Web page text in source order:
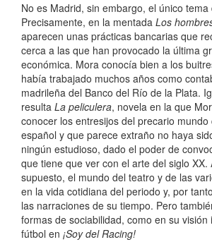
No es Madrid, sin embargo, el único tema
Precisamente, en la mentada Los
aparecen unas prácticas bancarias que
cerca a las que han provocado la última
económica. Mora conocía bien a los
había trabajado muchos años como
madrileña del Banco del Río de la Plata.
resulta La peliculera, novela en la que
conocer los entresijos del precario mundo
español y que parece extraño no haya
ningún estudioso, dado el poder de
que tiene que ver con el arte del siglo XX.
supuesto, el mundo del teatro y de las
en la vida cotidiana del periodo y, por
las narraciones de su tiempo. Pero
formas de sociabilidad, como en su visión
fútbol en ¡Soy del Racing!